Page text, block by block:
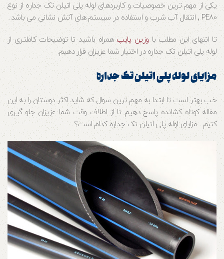
یکی از مهم ترین خصوصیات و کاربردهای لوله پلی اتیلن تک جداره از نوع
PE80 ٬ انتقال آب شرب و استفاده در سیستم های آتش نشانی می باشد.
تا انتهای این مطلب باوزین پایپهمراه باشید تا توضیحات کاملتری از
لوله پلی اتیلن تک جداره در اختیار شما عزیزان قرار دهیم.
مزایای لوله پلی اتیلن تک جداره
خب بهتر است تا ابتدا به مهم ترین سوال که شاید اکثر دوستان را به این
مقاله کوتاه کشانده پاسخ دهیم تا از اطلاف وقت شما عزیزان جلو گیری
کنیم . مزایای لوله پلی اتیلن تک جداره کدام است؟